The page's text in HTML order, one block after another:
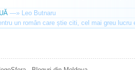
—» Leo Butnaru
un român care știe citi, cel mai greu lucru